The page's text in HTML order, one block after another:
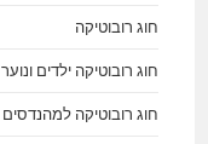
חוג רובוטיקה
חוג רובוטיקה ילדים ונוער
חוג רובוטיקה למהנדסים